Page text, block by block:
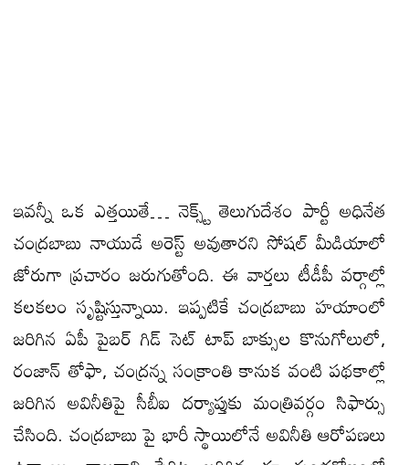
ఇవన్నీ ఒక ఎత్తయితే… నెక్స్ట్ తెలుగుదేశం పార్టీ అధినేత
చంద్రబాబు నాయుడే అరెస్ట్ అవుతారని సోషల్ మీడియాలో
జోరుగా ప్రచారం జరుగుతోంది. ఈ వార్తలు టీడీపీ వర్గాల్లో
కలకలం సృష్టిస్తున్నాయి. ఇప్పటికే చంద్రబాబు హయాంలో
జరిగిన ఏపీ పైబర్ గిడ్ సెట్ టాప్ బాక్సుల కొనుగోలులో,
రంజాన్ తోఫా, చంద్రన్న సంక్రాంతి కానుక వంటి పథకాల్లో
జరిగిన అవినీతిపై సీబీఐ దర్యాప్తుకు మంత్రివర్గం సిఫార్సు
చేసింది. చంద్రబాబు పై భారీ స్థాయిలోనే అవినీతి ఆరోపణలు